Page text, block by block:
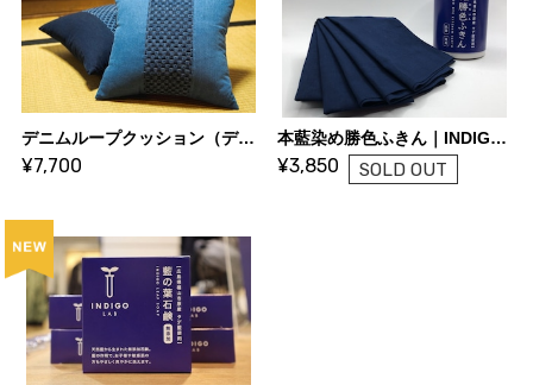
デニムループクッション（デニム切り替え）｜福山デニム,クッション｜PooLoce
¥7,700
本藍染め勝色ふきん｜INDIGO LAB
¥3,850 SOLD OUT